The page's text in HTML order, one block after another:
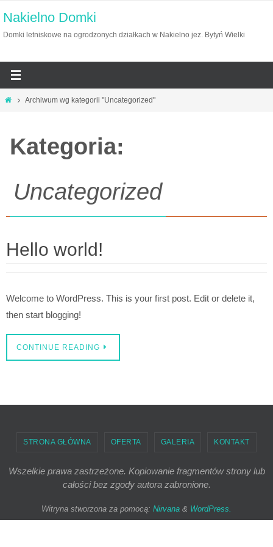
do
treści
Nakielno Domki
Domki letniskowe na ogrodzonych działkach w Nakielno jez. Bytyń Wielki
HomeArchiwum wg kategorii "Uncategorized"
Kategoria:
Uncategorized
Hello world!
Welcome to WordPress. This is your first post. Edit or delete it,
then start blogging!
CONTINUE READING
STRONA GŁÓWNA OFERTA GALERIA KONTAKT
Wszelkie prawa zastrzeżone. Kopiowanie fragmentów strony lub
całości bez zgody autora zabronione.
Witryna stworzona za pomocą: Nirvana & WordPress.